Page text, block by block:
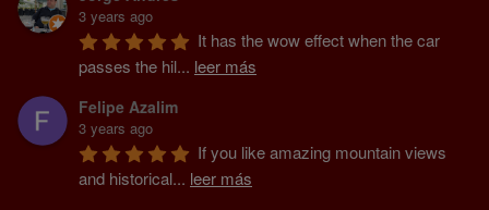
3 years ago
It has the wow effect when the car
passes the hil... leer más
Felipe Azalim
3 years ago
If you like amazing mountain views
and historical... leer más